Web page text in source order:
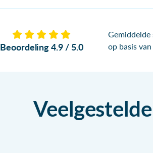
Beoordeling 4.9 / 5.0
op basis van